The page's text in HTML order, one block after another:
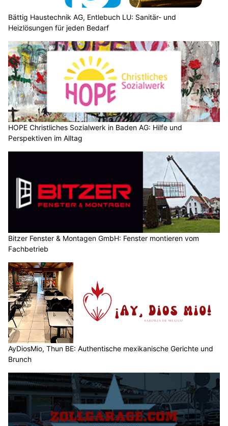
Bättig Haustechnik AG, Entlebuch LU: Sanitär- und
Heizlösungen für jeden Bedarf
HOPE Christliches Sozialwerk in Baden AG: Hilfe und
Perspektiven im Alltag
Bitzer Fenster & Montagen GmbH: Fenster montieren vom
Fachbetrieb
AyDiosMio, Thun BE: Authentische mexikanische Gerichte und
Brunch